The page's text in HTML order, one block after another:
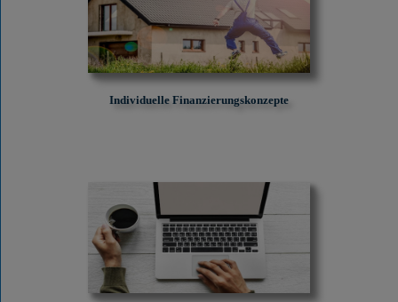
Individuelle Finanzierungskonzepte